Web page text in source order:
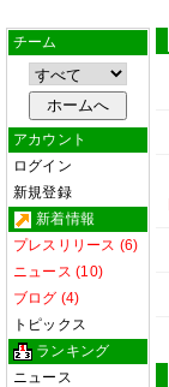
チーム
アカウント
ログイン
新規登録
新着情報
プレスリリース (6)
ニュース (10)
ブログ (4)
トピックス
ランキング
ニュース